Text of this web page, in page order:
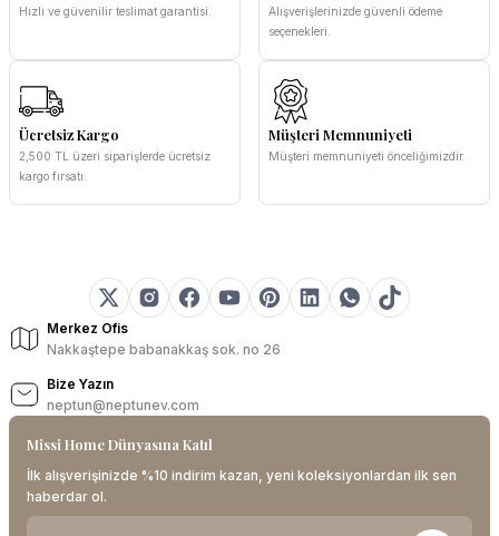
Hızlı ve güvenilir teslimat garantisi.
Alışverişlerinizde güvenli ödeme
seçenekleri.
Ücretsiz Kargo
2,500 TL üzeri siparişlerde ücretsiz
kargo fırsatı.
Müşteri Memnuniyeti
Müşteri memnuniyeti önceliğimizdir.
Merkez Ofis
Nakkaştepe babanakkaş sok. no 26
Bize Yazın
neptun@neptunev.com
Missi Home Dünyasına Katıl
İlk alışverişinizde %10 indirim kazan, yeni koleksiyonlardan ilk sen
haberdar ol.